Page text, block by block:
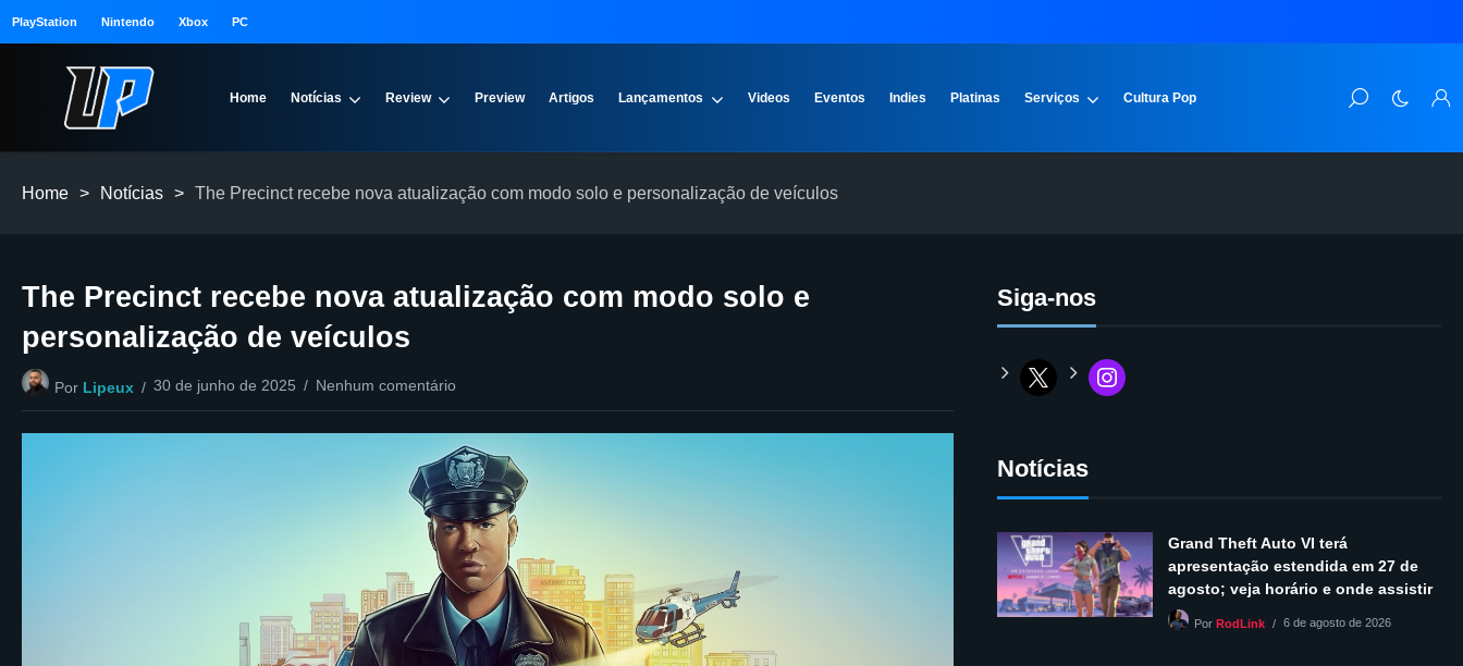
PlayStation Nintendo Xbox PC
Home Notícias Review Preview Artigos Lançamentos Videos Eventos Indies Platinas Serviços Cultura Pop
Home > Notícias > The Precinct recebe nova atualização com modo solo e personalização de veículos
The Precinct recebe nova atualização com modo solo e
personalização de veículos
Por Lipeux 30 de junho de 2025 Nenhum comentário
Siga-nos
Notícias
Grand Theft Auto VI terá
apresentação estendida em 27 de
agosto; veja horário e onde assistir
PorRodLink 6 de agosto de 2026